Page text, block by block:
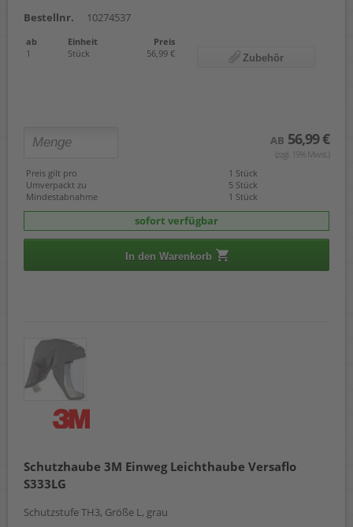
Bestellnr.
10274537
ab Einheit
Preis
1
Stück 56,99 € Zubehör
AB 56,99 €
(zzgl. 19% Mwst.)
Preis gilt pro
1 Stück
Umverpackt zu
5 Stück
Mindestabnahme
1 Stück
sofort verfügbar
In den Warenkorb
Schutzhaube 3M Einweg Leichthaube Versaflo
S333LG
Schutzstufe TH3, Größe L, grau